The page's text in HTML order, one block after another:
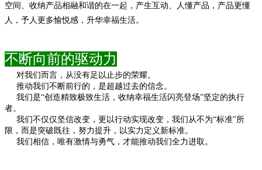
空间、收纳产品相融和谐的在一起，产生互动、
人懂产品，产品更懂
人，予人更多愉悦感，升华幸福生活。
不断向前的驱动力
对我们而言，从没有足以止步的荣耀。
推动我们不断前行的，是超越过去的信念。
我们是“创造精致极致生活，收纳幸福生活闪亮登场”坚定的执行
者。
我们不仅仅坚信改变，更以行动实现改变， 我们从不为“标准”所
限，而是突破既往，努力提升，以实力定义新标准。
我们相信，唯有激情与勇气，才能推动我们全力进取。